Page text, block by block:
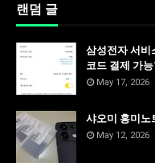
랜덤 글
삼성전자 서비
코드 결제 가
May 17, 2026
샤오미 홍미노
May 12, 2026